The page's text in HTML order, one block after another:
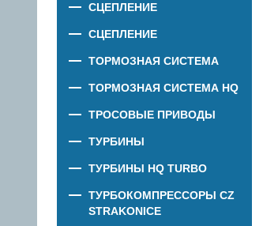
СЦЕПЛЕНИЕ
СЦЕПЛЕНИЕ
ТОРМОЗНАЯ СИСТЕМА
ТОРМОЗНАЯ СИСТЕМА HQ
ТРОСОВЫЕ ПРИВОДЫ
ТУРБИНЫ
ТУРБИНЫ HQ TURBO
ТУРБОКОМПРЕССОРЫ CZ
STRAKONICE